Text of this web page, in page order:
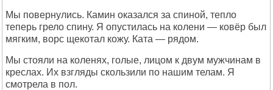
Мы повернулись. Камин оказался за спиной, тепло
теперь грело спину. Я опустилась на колени — ковёр был
мягким, ворс щекотал кожу. Ката — рядом.
Мы стояли на коленях, голые, лицом к двум мужчинам в
креслах. Их взгляды скользили по нашим телам. Я
смотрела в пол.